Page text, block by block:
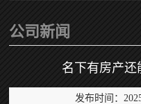
公司新闻
名下有房产还
发布时间：